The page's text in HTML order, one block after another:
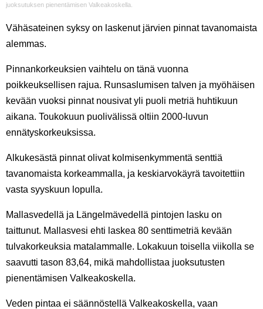
juoksutuksen pienentämisen Valkeakoskella.
Vähäsateinen syksy on laskenut järvien pinnat tavanomaista
alemmas.
Pinnankorkeuksien vaihtelu on tänä vuonna
poikkeuksellisen rajua. Runsaslumisen talven ja myöhäisen
kevään vuoksi pinnat nousivat yli puoli metriä huhtikuun
aikana. Toukokuun puolivälissä oltiin 2000-luvun
ennätyskorkeuksissa.
Alkukesästä pinnat olivat kolmisenkymmentä senttiä
tavanomaista korkeammalla, ja keskiarvokäyrä tavoitettiin
vasta syyskuun lopulla.
Mallasvedellä ja Längelmävedellä pintojen lasku on
taittunut. Mallasvesi ehti laskea 80 senttimetriä kevään
tulvakorkeuksia matalammalle. Lokakuun toisella viikolla se
saavutti tason 83,64, mikä mahdollistaa juoksutusten
pienentämisen Valkeakoskella.
Veden pintaa ei säännöstellä Valkeakoskella, vaan